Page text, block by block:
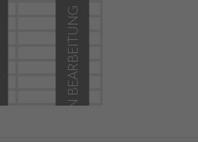
IN BEARBEITUNG